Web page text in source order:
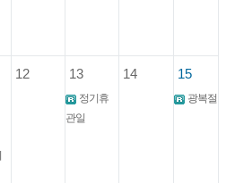
12 13
정기휴
관일
14 15
광복절